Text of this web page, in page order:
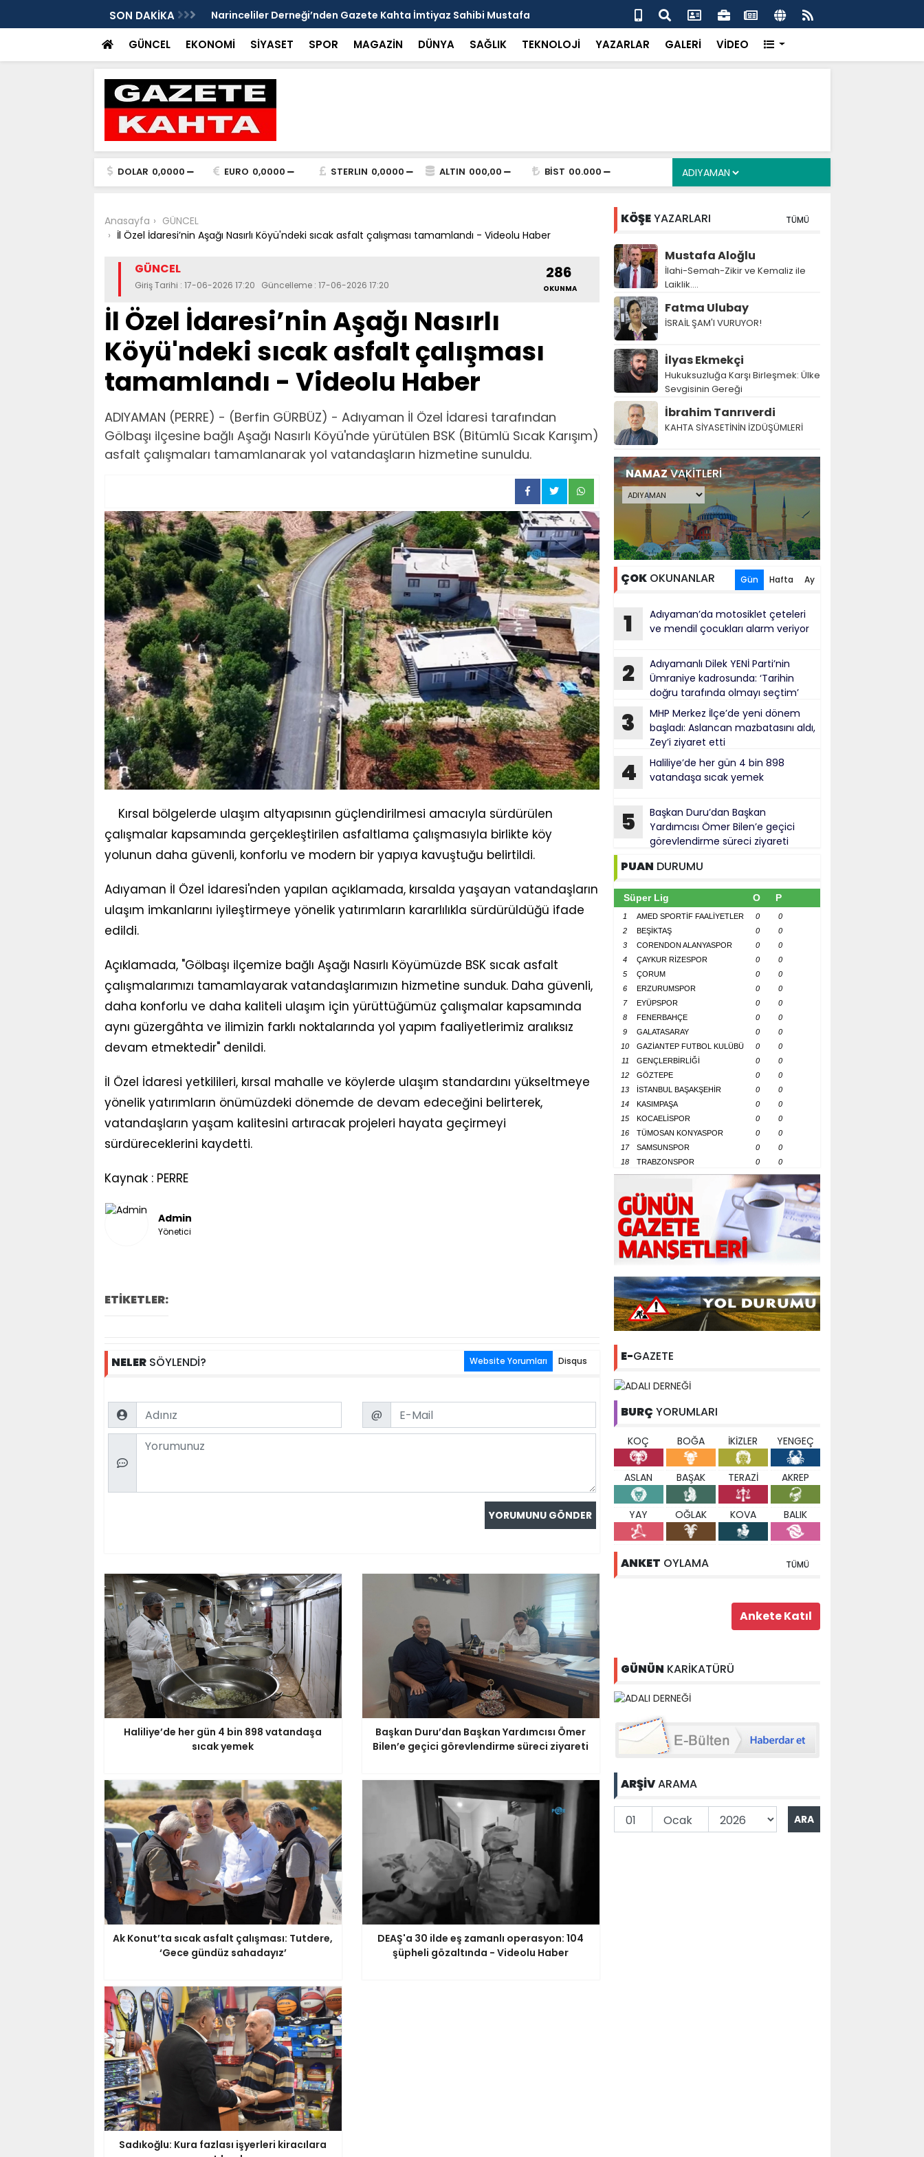
SON DAKİKA
Kahta İmtiyaz Sahibi Mustafa
Şanlıurfa’da yaz uyarısı: Güneşten Korunmayı Alışkanlık Haline
Getirin
Haliliye’de her gün 4 bin 898 vatandaşa sıcak yemek
GÜNCEL EKONOMİ SİYASET SPOR MAGAZİN DÜNYA SAĞLIK TEKNOLOJİ YAZARLAR GALERİ VİDEO
DOLAR 0,0000 EURO 0,0000 STERLIN 0,0000 ALTIN 000,00 BİST 00.000
Anasayfa
GÜNCEL
İl Özel İdaresi’nin Aşağı Nasırlı Köyü'ndeki sıcak asfalt çalışması tamamlandı - Videolu Haber
GÜNCEL
Giriş Tarihi : 17-06-2026 17:20 Güncelleme : 17-06-2026 17:20
286
OKUNMA
İl Özel İdaresi’nin Aşağı Nasırlı
Köyü'ndeki sıcak asfalt çalışması
tamamlandı - Videolu Haber
ADIYAMAN (PERRE) - (Berfin GÜRBÜZ) - Adıyaman İl Özel İdaresi tarafından
Gölbaşı ilçesine bağlı Aşağı Nasırlı Köyü'nde yürütülen BSK (Bitümlü Sıcak Karışım)
asfalt çalışmaları tamamlanarak yol vatandaşların hizmetine sunuldu.
Kırsal bölgelerde ulaşım altyapısının güçlendirilmesi amacıyla sürdürülen
çalışmalar kapsamında gerçekleştirilen asfaltlama çalışmasıyla birlikte köy
yolunun daha güvenli, konforlu ve modern bir yapıya kavuştuğu belirtildi.
Adıyaman İl Özel İdaresi'nden yapılan açıklamada, kırsalda yaşayan vatandaşların
ulaşım imkanlarını iyileştirmeye yönelik yatırımların kararlılıkla sürdürüldüğü ifade
edildi.
Açıklamada, "Gölbaşı ilçemize bağlı Aşağı Nasırlı Köyümüzde BSK sıcak asfalt
çalışmalarımızı tamamlayarak vatandaşlarımızın hizmetine sunduk. Daha güvenli,
daha konforlu ve daha kaliteli ulaşım için yürüttüğümüz çalışmalar kapsamında
aynı güzergâhta ve ilimizin farklı noktalarında yol yapım faaliyetlerimiz aralıksız
devam etmektedir" denildi.
İl Özel İdaresi yetkilileri, kırsal mahalle ve köylerde ulaşım standardını yükseltmeye
yönelik yatırımların önümüzdeki dönemde de devam edeceğini belirterek,
vatandaşların yaşam kalitesini artıracak projeleri hayata geçirmeyi
sürdüreceklerini kaydetti.
Kaynak : PERRE
Admin
Yönetici
ETİKETLER:
NELERSÖYLENDİ? Website Yorumları Disqus
Name Email
@
Comment
Haliliye’de her gün 4 bin 898 vatandaşa
sıcak yemek
Başkan Duru’dan Başkan Yardımcısı Ömer
Bilen’e geçici görevlendirme süreci ziyareti
Ak Konut’ta sıcak asfalt çalışması: Tutdere,
‘Gece gündüz sahadayız’
DEAŞ'a 30 ilde eş zamanlı operasyon: 104
şüpheli gözaltında - Videolu Haber
Sadıkoğlu: Kura fazlası işyerleri kiracılara
KÖŞEYAZARLARI TÜMÜ
Mustafa Aloğlu
İlahi-Semah-Zikir ve Kemaliz ile
Laiklik….
Fatma Ulubay
İSRAİL ŞAM'I VURUYOR!
İlyas Ekmekçi
Hukuksuzluğa Karşı Birleşmek: Ülke
Sevgisinin Gereği
İbrahim Tanrıverdi
KAHTA SİYASETİNİN İZDÜŞÜMLERİ
NAMAZVAKİTLERİ
ÇOKOKUNANLAR Gün Hafta Ay
1
Adıyaman’da motosiklet çeteleri
ve mendil çocukları alarm veriyor
2
Adıyamanlı Dilek YENİ Parti’nin
Ümraniye kadrosunda: ‘Tarihin
doğru tarafında olmayı seçtim’
3
MHP Merkez İlçe’de yeni dönem
başladı: Aslancan mazbatasını aldı,
Zey’i ziyaret etti
4
Haliliye’de her gün 4 bin 898
vatandaşa sıcak yemek
5
Başkan Duru’dan Başkan
Yardımcısı Ömer Bilen’e geçici
görevlendirme süreci ziyareti
PUAN DURUMU
Süper Lig O P
1 AMED SPORTİF FAALİYETLER 0
0
2
BEŞİKTAŞ 0
0
3
CORENDON ALANYASPOR 0
0
4
ÇAYKUR RİZESPOR 0
0
5
ÇORUM 0
0
6
ERZURUMSPOR 0
0
7
EYÜPSPOR 0
0
8
FENERBAHÇE 0
0
9
GALATASARAY 0
0
10
GAZİANTEP FUTBOL KULÜBÜ 0
0
11
GENÇLERBİRLİĞİ 0
0
12
GÖZTEPE 0
0
13
İSTANBUL BAŞAKŞEHİR 0
0
14
KASIMPAŞA 0
0
15
KOCAELİSPOR 0
0
16
TÜMOSAN KONYASPOR 0
0
17
SAMSUNSPOR 0
0
18
TRABZONSPOR 0 0
E-GAZETE
BURÇ YORUMLARI
KOÇ BOĞA İKİZLER YENGEÇ
ASLAN BAŞAK TERAZİ AKREP
YAY OĞLAK KOVA BALIK
ANKET OYLAMA TÜMÜ
GÜNÜN KARİKATÜRÜ
ARŞİVARAMA